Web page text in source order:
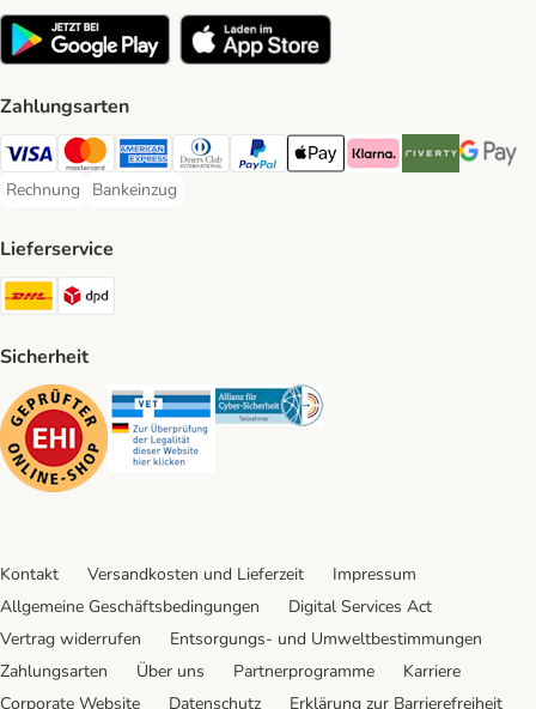
Zahlungsarten
Visa Payment Method
Mastercard Payment Method
American Express Payment Method
Diners Club Payment Method
PayPal Payment Method
Apple Pay Payment Method
Klarna Payment Method
Riverty Payment
Google
Rechnung
Rechnung Payment Method
Bankeinzug
Bankeinzug Payment Method
Lieferservice
DHL Shipping Method
Sicherheit
Security Security Security
Kontakt Versandkosten und Lieferzeit
Impressum
Allgemeine Geschäftsbedingungen
Digital Services Act
Vertrag widerrufen
Entsorgungs- und Umweltbestimmungen
Zahlungsarten
Über uns Partnerprogramme
Karriere
Corporate Website
Datenschutz Erklärung zur Barrierefreiheit